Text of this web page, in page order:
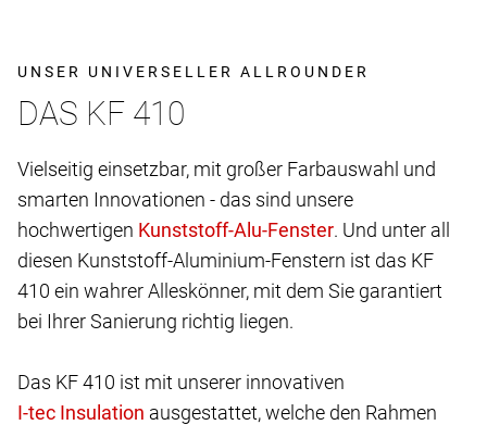
UNSER UNIVERSELLER ALLROUNDER
DAS KF 410
Vielseitig einsetzbar, mit großer Farbauswahl und
smarten Innovationen - das sind unsere
hochwertigen
. Und unter all
diesen Kunststoff-Aluminium-Fenstern ist das KF
410 ein wahrer Alleskönner, mit dem Sie garantiert
bei Ihrer Sanierung richtig liegen.
Das KF 410 ist mit unserer innovativen
ausgestattet, welche den Rahmen